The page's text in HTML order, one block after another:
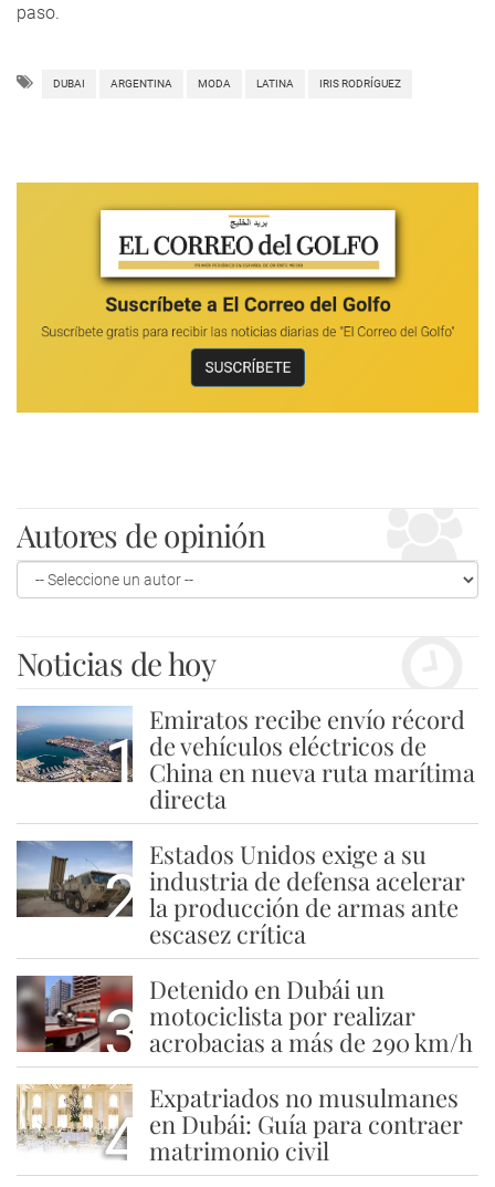
paso.
DUBAI ARGENTINA MODA LATINA IRIS RODRÍGUEZ
Autores de opinión
Noticias de hoy
1
Emiratos recibe envío récord
de vehículos eléctricos de
China en nueva ruta marítima
directa
2
Estados Unidos exige a su
industria de defensa acelerar
la producción de armas ante
escasez crítica
3
Detenido en Dubái un
motociclista por realizar
acrobacias a más de 290 km/h
4
Expatriados no musulmanes
en Dubái: Guía para contraer
matrimonio civil